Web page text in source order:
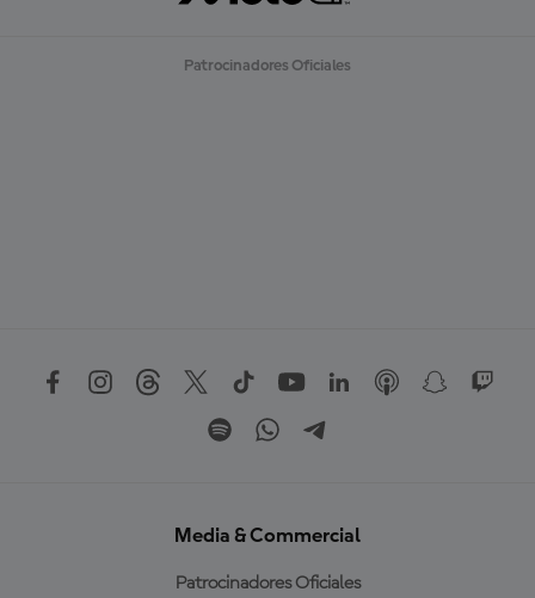
Patrocinadores Oficiales
Media & Commercial
Patrocinadores Oficiales